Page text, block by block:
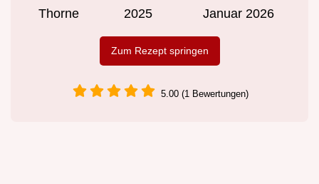
Thorne
2025
Januar 2026
Zum Rezept springen
5.00 (1 Bewertungen)